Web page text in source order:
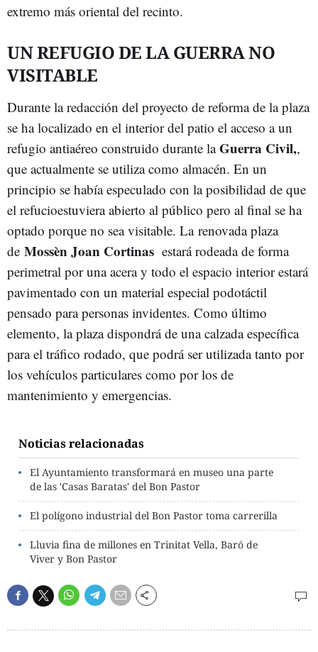
extremo más oriental del recinto.
UN REFUGIO DE LA GUERRA NO
VISITABLE
Durante la redacción del proyecto de reforma de la plaza
se ha localizado en el interior del patio el acceso a un
refugio antiaéreo construido durante laGuerra Civil,,
que actualmente se utiliza como almacén. En un
principio se había especulado con la posibilidad de que
el refucioestuviera abierto al público pero al final se ha
optado porque no sea visitable. La renovada plaza
de Mossèn Joan Cortinas estará rodeada de forma
perimetral por una acera y todo el espacio interior estará
pavimentado con un material especial podotáctil
pensado para personas invidentes. Como último
elemento, la plaza dispondrá de una calzada específica
para el tráfico rodado, que podrá ser utilizada tanto por
los vehículos particulares como por los de
mantenimiento y emergencias.
Noticias relacionadas
El Ayuntamiento transformará en museo una parte
de las 'Casas Baratas' del Bon Pastor
El polígono industrial del Bon Pastor toma carrerilla
Lluvia fina de millones en Trinitat Vella, Baró de
Viver y Bon Pastor